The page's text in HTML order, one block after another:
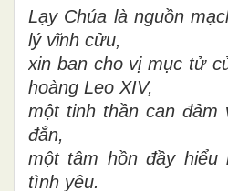
Lạy Chúa là nguồn
lý vĩnh cửu,
xin ban cho vị mục tử
hoàng Leo XIV,
một tinh thần can đảm
đắn,
một tâm hồn đầy hiểu
tình yêu.